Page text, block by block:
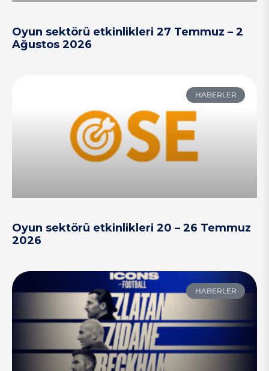
Oyun sektörü etkinlikleri 27 Temmuz – 2
Ağustos 2026
HABERLER
Oyun sektörü etkinlikleri 20 – 26 Temmuz
2026
HABERLER